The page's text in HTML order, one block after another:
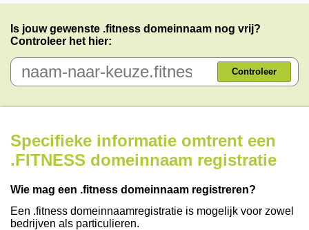
Is jouw gewenste .fitness domeinnaam nog vrij?
Controleer het hier:
Controleer
Specifieke informatie omtrent een
.FITNESS domeinnaam registratie
Wie mag een .fitness domeinnaam registreren?
Een .fitness domeinnaamregistratie is mogelijk voor zowel
bedrijven als particulieren.